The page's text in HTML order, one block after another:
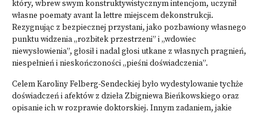
który, wbrew swym konstruktywistycznym intencjom, uczynił
własne poematy avant la lettre miejscem dekonstrukcji.
Rezygnując z bezpiecznej przystani, jako pozbawiony własnego
punktu widzenia „rozbitek przestrzeni” i „wdowiec
niewysłowienia”, głosił i nadal głosi utkane z własnych pragnień,
niespełnień i nieskończoności „pieśni doświadczenia”.
Celem Karoliny Felberg-Sendeckiej było wydestylowanie tychże
doświadczeń i afektów z dzieła Zbigniewa Bieńkowskiego oraz
opisanie ich w rozprawie doktorskiej. Innym zadaniem, jakie